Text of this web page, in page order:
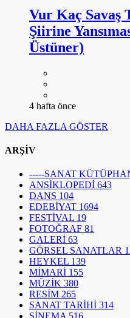
Vur Kaç Savaş
Şiirine
Üstüner)
4 hafta önce
DAHA FAZLA GÖSTER
ARŞİV
-----SANAT
ANSİKLOPEDİ 643
DANS 104
EDEBİYAT 1694
FESTİVAL 19
FOTOĞRAF 81
GALERİ 63
GÖRSEL SANATLAR
HEYKEL 139
MİMARİ 155
MÜZİK 380
RESİM 265
SANAT TARİHİ 314